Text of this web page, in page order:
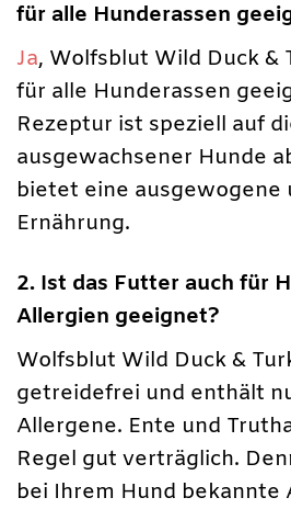
für alle Hunderassen
Ja, Wolfsblut Wild Duck &
für alle Hunderassen
Rezeptur ist speziell auf
ausgewachsener Hunde
bietet eine ausgewogene
Ernährung.
2. Ist das Futter auch für
Allergien geeignet?
Wolfsblut Wild Duck &
getreidefrei und enthält
Allergene. Ente und
Regel gut verträglich.
bei Ihrem Hund bekannte